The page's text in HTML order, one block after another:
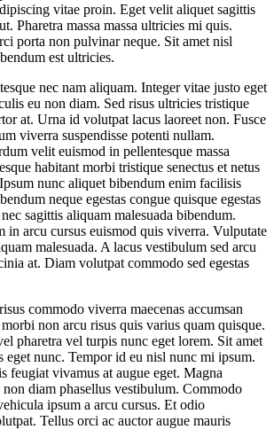
vitae proin. Eget velit aliquet sagittis
Pharetra massa massa ultricies mi quis.
porta non pulvinar neque. Sit amet nisl
est ultricies.
nec nam aliquam. Integer vitae justo eget
eu non diam. Sed risus ultricies tristique
at. Urna id volutpat lacus laoreet non. Fusce
viverra suspendisse potenti nullam.
velit euismod in pellentesque massa
habitant morbi tristique senectus et netus
nunc aliquet bibendum enim facilisis
neque egestas congue quisque egestas
sagittis aliquam malesuada bibendum.
in arcu cursus euismod quis viverra. Vulputate
malesuada. A lacus vestibulum sed arcu
at. Diam volutpat commodo sed egestas
commodo viverra maecenas accumsan
non arcu risus quis varius quam quisque.
pharetra vel turpis nunc eget lorem. Sit amet
eget nunc. Tempor id eu nisl nunc mi ipsum.
feugiat vivamus at augue eget. Magna
diam phasellus vestibulum. Commodo
ipsum a arcu cursus. Et odio
Tellus orci ac auctor augue mauris